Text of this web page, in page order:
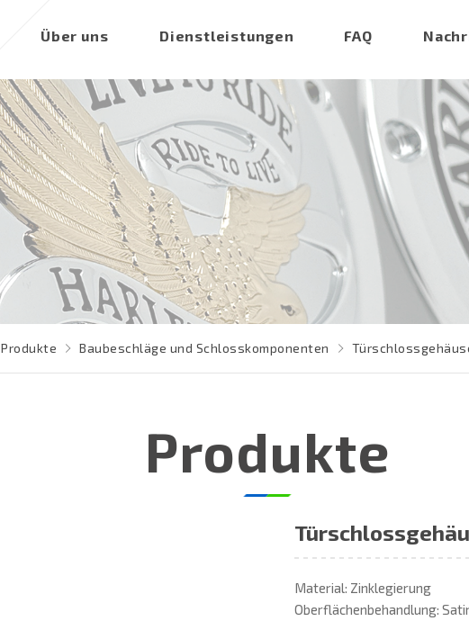
Über uns Dienstleistungen FAQ
Produkte Baubeschläge und Schlosskomponenten
Produkte
Material: Zinklegierung
Oberflächenbehandlung: